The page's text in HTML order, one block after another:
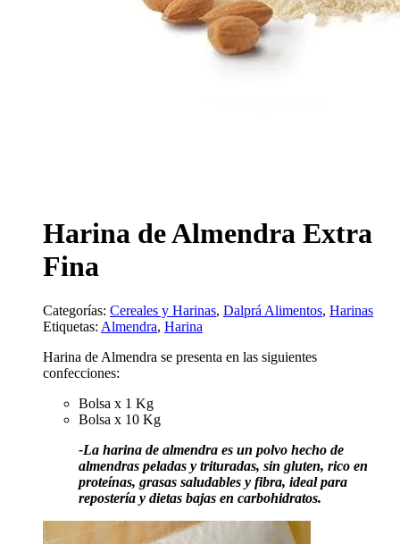
Harina de Almendra Extra
Fina
Categorías: Cereales y Harinas, Dalprá Alimentos, Harinas
Etiquetas: Almendra, Harina
Harina de Almendra se presenta en las siguientes
confecciones:
Bolsa x 1 Kg
Bolsa x 10 Kg
-La harina de almendra es un polvo hecho de
almendras peladas y trituradas, sin gluten, rico en
proteínas, grasas saludables y fibra, ideal para
repostería y dietas bajas en carbohidratos.